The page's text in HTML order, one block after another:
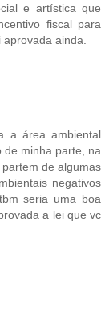
e artística que
fiscal para
ainda.
a área ambiental
de minha parte, na
de algumas
negativos
seria uma boa
a lei que vc